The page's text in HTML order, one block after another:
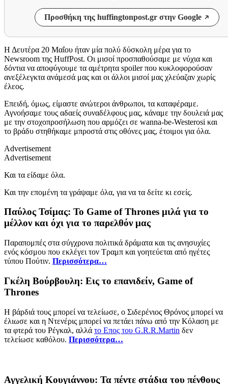
Προσθήκη της huffingtonpost.gr στην Google
Η Δευτέρα 20 Μαΐου ήταν μία πολύ δύσκολη μέρα για το
Newsroom της HuffPost. Οι μισοί προσπαθούσαμε με νύχια και
δόντια να αποφύγουμε τα αμέτρητα spoiler που κυκλοφορούσαν
ανεξέλεγκτα ανάμεσά μας και οι άλλοι μισοί μας χλεύαζαν χωρίς
έλεος.
Επειδή, όμως, είμαστε ανώτεροι άνθρωποι, τα καταφέραμε.
Αγνοήσαμε τους αδαείς συναδέλφους μας, κάναμε την δουλειά μας
με την στοχοπροσήλωση που αρμόζει σε wanna-be-Westerosi και
το βράδυ στηθήκαμε μπροστά στις οθόνες μας, έτοιμοι για όλα.
Advertisement
Advertisement
Και τα είδαμε όλα.
Και την επομένη τα γράψαμε όλα, για να τα δείτε κι εσείς.
Παύλος Τσίμας: Το Game of Thrones μιλά για το
μέλλον και όχι για το παρελθόν μας
Παραπομπές στα σύγχρονα πολιτικά δράματα και τις ανησυχίες
ενός κόσμου που εκλέγει τον Τραμπ και γοητεύεται από ηγέτες
τύπου Πούτιν. Περισσότερα…
Γκέλη Βούρβουλη: Εις το επανιδείν, Game of
Thrones
Η βάρδιά τους μπορεί να τελείωσε, ο Σιδερένιος Θρόνος μπορεί να
έλιωσε και η Ντενέρις μπορεί να πετάει πάνω από την Κόλαση με
τα φτερά του Ρέγκαλ, αλλά το Επος του G.R.R.Martin δεν
τελείωσε καθόλου. Περισσότερα…
Αγγελική Κουγιάννου: Τα πέντε στάδια του πένθους